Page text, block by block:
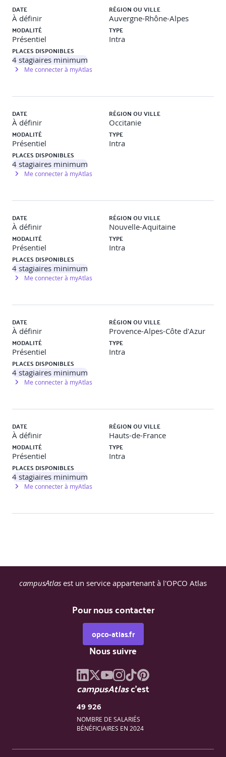
Les éléments clés d'un cahier des charges
Le CCTP (Cahier des Clauses Techniques
Particulières) : clauses techniques, RSE, délais
Les pièces financières et le rapprochement avec
le CCTP
Le CCAP (Cahier des Clauses Administratives
dans le règlement de la consultation (critères, visites...)
Etude de cas fil rouge
Préparer sa réponse
DC1 et DC2, DUME, références, certifications
et qualifications
Niveau minimal de capacité financière exigible
Certificats fiscaux et sociaux
Etude de cas fil rouge
Phase offre : rédiger son mémoire technique
en réponse au besoin exprimé
critères techniques
critères RSE
(questions/réponses sur la plateforme)
Construire ses prix dans les documents financiers
fournis
Compléter l'acte d'engagement
Gagner du temps lors de cette étape
Le process interne de contrôle de la proposition
avant envoi
La liste de contrôle avant envoi
Appréhender la négociation dans le secteur public
Préparer la négociation
Etude de cas fil rouge
Gérer la suite du processus
Les demandes de précisions, d'OAB
et de régularisations faites par l'acheteur
Les notions d'offre inacceptable, d'offre irrégulière
La régularisation possible de la candidature
DATE
À définir
RÉGION OU VILLE
Auvergne-Rhône-Alpes
MODALITÉ
Présentiel
TYPE
Intra
PLACES DISPONIBLES
4 stagiaires minimum
Me connecter à myAtlas
DATE
À définir
RÉGION OU VILLE
Occitanie
MODALITÉ
Présentiel
TYPE
Intra
PLACES DISPONIBLES
4 stagiaires minimum
Me connecter à myAtlas
DATE
À définir
RÉGION OU VILLE
Nouvelle-Aquitaine
MODALITÉ
Présentiel
TYPE
Intra
PLACES DISPONIBLES
4 stagiaires minimum
Me connecter à myAtlas
DATE
À définir
RÉGION OU VILLE
Provence-Alpes-Côte d'Azur
MODALITÉ
Présentiel
TYPE
Intra
PLACES DISPONIBLES
4 stagiaires minimum
Me connecter à myAtlas
DATE
À définir
RÉGION OU VILLE
Hauts-de-France
MODALITÉ
Présentiel
TYPE
Intra
PLACES DISPONIBLES
4 stagiaires minimum
Me connecter à myAtlas
campusAtlas est un service appartenant à l'OPCO Atlas
Pour nous contacter
opco-atlas.fr
Nous suivre
campusAtlasc'est
49 926
NOMBRE DE SALARIÉS
BÉNÉFICIAIRES EN 2024